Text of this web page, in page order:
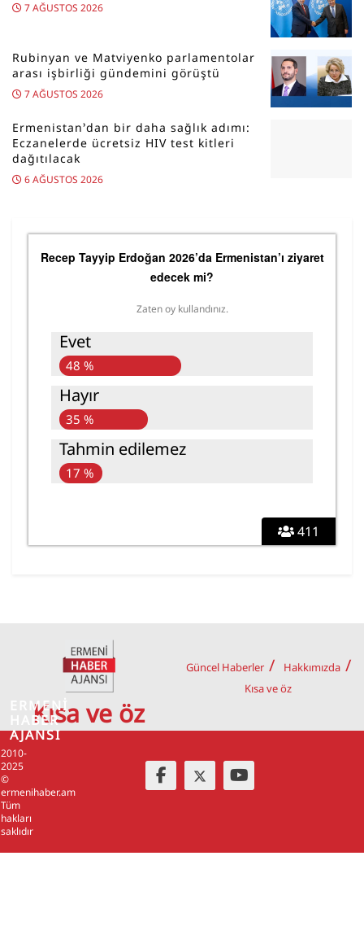
7 AĞUSTOS 2026
Rubinyan ve Matviyenko parlamentolar
arası işbirliği gündemini görüştü
7 AĞUSTOS 2026
Ermenistan’dan bir daha sağlık adımı:
Eczanelerde ücretsiz HIV test kitleri
dağıtılacak
6 AĞUSTOS 2026
411
Recep Tayyip Erdoğan 2026’da Ermenistan’ı ziyaret
edecek mi?
Zaten oy kullandınız.
Evet
48 %
Hayır
35 %
Tahmin edilemez
17 %
Kısa ve öz
Güncel Haberler
Hakkımızda
Kısa ve öz
2010-
2025
©
ermenihaber.am
Tüm
hakları
saklıdır
ERMENİ
HABER
AJANSI